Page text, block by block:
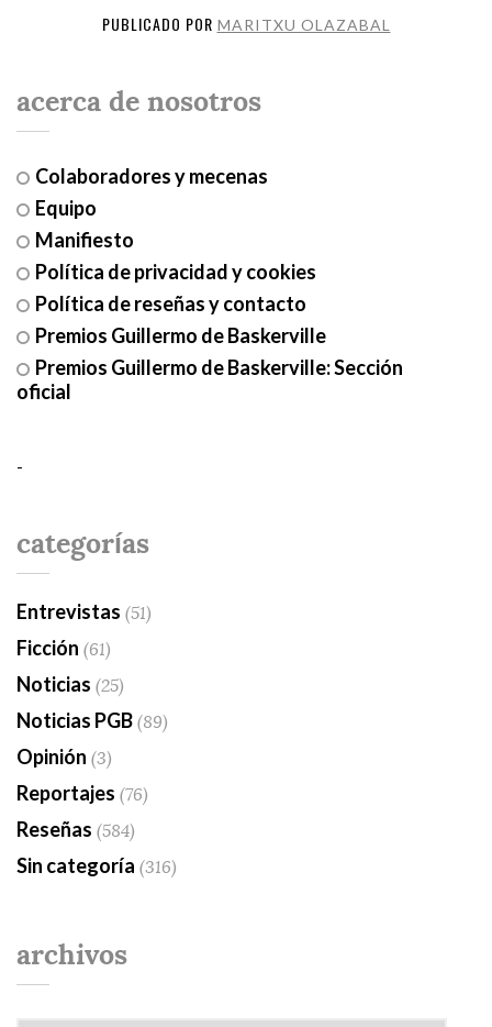
PUBLICADO POR MARITXU OLAZABAL
acerca de nosotros
Colaboradores y mecenas
Equipo
Manifiesto
Política de privacidad y cookies
Política de reseñas y contacto
Premios Guillermo de Baskerville
Premios Guillermo de Baskerville: Sección
oficial
-
categorías
Entrevistas (51)
Ficción (61)
Noticias (25)
Noticias PGB(89)
Opinión (3)
Reportajes (76)
Reseñas (584)
Sin categoría (316)
archivos